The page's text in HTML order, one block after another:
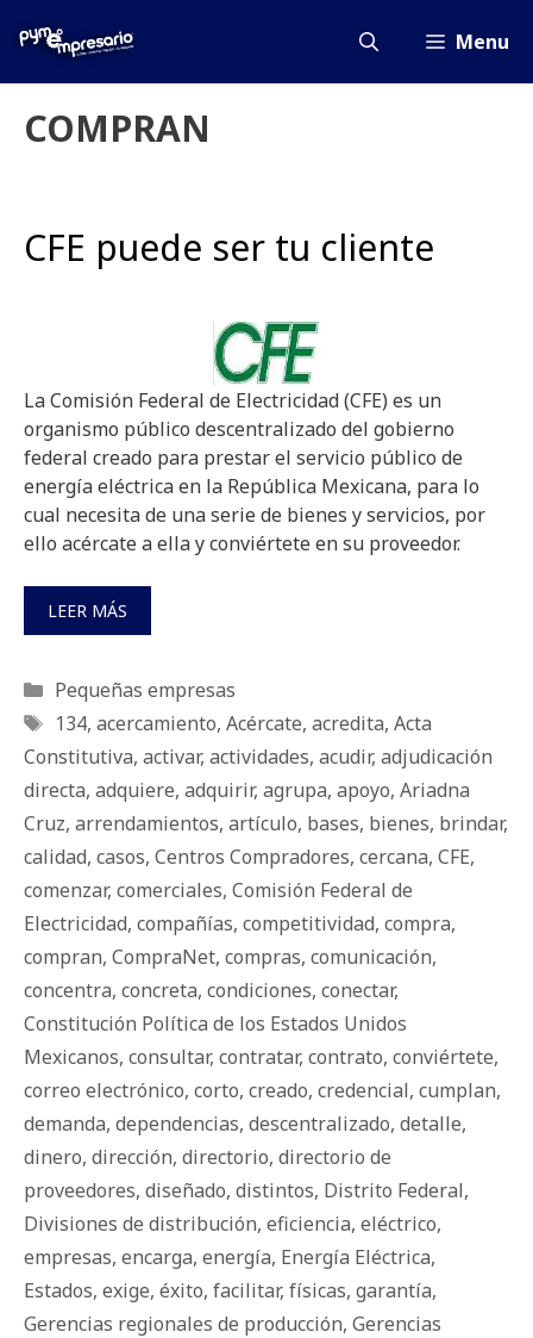
Menu
COMPRAN
CFE puede ser tu cliente
La Comisión Federal de Electricidad (CFE) es un
organismo público descentralizado del gobierno
federal creado para prestar el servicio público de
energía eléctrica en la República Mexicana, para lo
cual necesita de una serie de bienes y servicios, por
ello acércate a ella y conviértete en su proveedor.
LEER MÁS
Categorías
Pequeñas empresas
Etiquetas
134, acercamiento, Acércate, acredita, Acta
Constitutiva, activar, actividades, acudir, adjudicación
directa, adquiere, adquirir, agrupa, apoyo, Ariadna
Cruz, arrendamientos, artículo, bases, bienes, brindar,
calidad, casos, Centros Compradores, cercana, CFE,
comenzar, comerciales, Comisión Federal de
Electricidad, compañías, competitividad, compra,
compran, CompraNet, compras, comunicación,
concentra, concreta, condiciones, conectar,
Constitución Política de los Estados Unidos
Mexicanos, consultar, contratar, contrato, conviértete,
correo electrónico, corto, creado, credencial, cumplan,
demanda, dependencias, descentralizado, detalle,
dinero, dirección, directorio, directorio de
proveedores, diseñado, distintos, Distrito Federal,
Divisiones de distribución, eficiencia, eléctrico,
empresas, encarga, energía, Energía Eléctrica,
Estados, exige, éxito, facilitar, físicas, garantía,
Gerencias regionales de producción, Gerencias